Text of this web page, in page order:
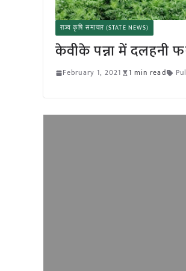
राज्य कृषि समाचार (STATE NEWS)
केवीके पन्ना में दलहनी
February 1, 2021 1 min read